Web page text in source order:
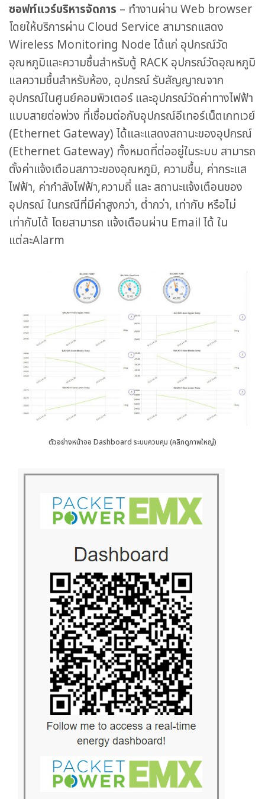
ซอฟท์แวร์บริหารจัดการ – ทำงานผ่าน Web browser
โดยให้บริการผ่าน Cloud Service สามารถแสดง
Wireless Monitoring Node ได้แก่ อุปกรณ์วัด
อุณหภูมิและความชื้นสำหรับตู้ RACK อุปกรณ์วัดอุณหภูมิ
แลความชื้นสำหรับห้อง, อุปกรณ์ รับสัญญาณจาก
อุปกรณ์ในศูนย์คอมพิวเตอร์ และอุปกรณ์วัดค่าทางไฟฟ้า
แบบสายต่อพ่วง ที่เชื่อมต่อกับอุปกรณ์อีเทอร์เน็ตเกทเวย์
(Ethernet Gateway) ได้และแสดงสถานะของอุปกรณ์
(Ethernet Gateway) ทั้งหมดที่ต่ออยู่ในระบบ สามารถ
ตั้งค่าแจ้งเตือนสภาวะของอุณหภูมิ, ความชื้น, ค่ากระแส
ไฟฟ้า, ค่ากำลังไฟฟ้า,ความถี่ และ สถานะแจ้งเตือนของ
อุปกรณ์ ในกรณีที่มีค่าสูงกว่า, ต่ำกว่า, เท่ากับ หรือไม่
เท่ากับได้ โดยสามารถ แจ้งเตือนผ่าน Email ได้ ใน
แต่ละAlarm
ตัวอย่างหน้าจอ Dashboard ระบบควบคุม (คลิกดูภาพใหญ่)